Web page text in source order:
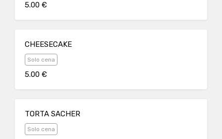
5.00 €
CHEESECAKE
Solo cena
5.00 €
TORTA SACHER
Solo cena